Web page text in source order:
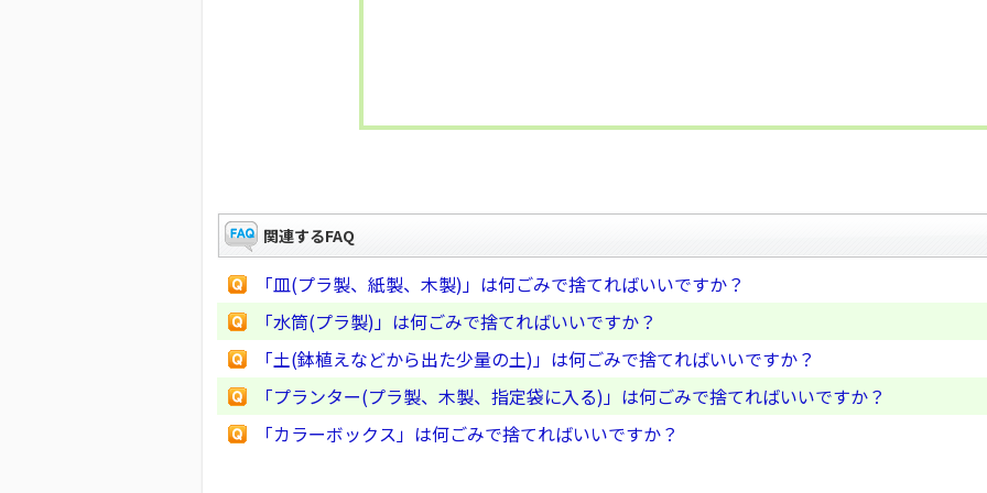
関連するFAQ
「皿(プラ製、紙製、木製)」は何ごみで捨てればいいですか？
「水筒(プラ製)」は何ごみで捨てればいいですか？
「土(鉢植えなどから出た少量の土)」は何ごみで捨てればいいですか？
「プランター(プラ製、木製、指定袋に入る)」は何ごみで捨てればいいですか？
「カラーボックス」は何ごみで捨てればいいですか？